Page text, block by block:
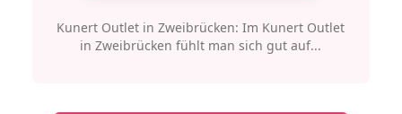
Kunert Outlet in Zweibrücken: Im Kunert Outlet
in Zweibrücken fühlt man sich gut auf...